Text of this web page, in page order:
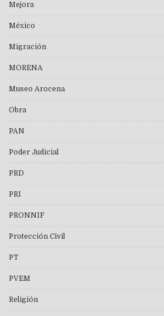
Mejora
México
Migración
MORENA
Museo Arocena
Obra
PAN
Poder Judicial
PRD
PRI
PRONNIF
Protección Civil
PT
PVEM
Religión